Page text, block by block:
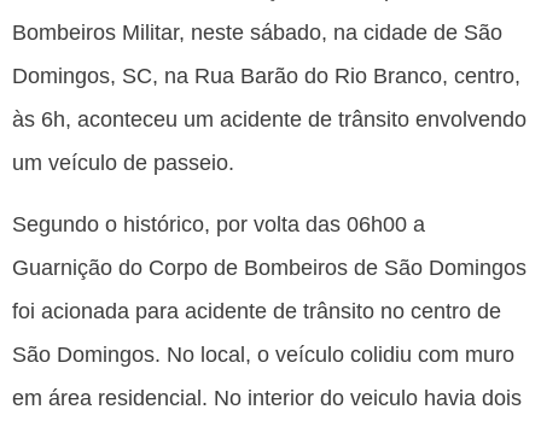
Bombeiros Militar, neste sábado, na cidade de São
Domingos, SC, na Rua Barão do Rio Branco, centro,
às 6h, aconteceu um acidente de trânsito envolvendo
um veículo de passeio.
Segundo o histórico, por volta das 06h00 a
Guarnição do Corpo de Bombeiros de São Domingos
foi acionada para acidente de trânsito no centro de
São Domingos. No local, o veículo colidiu com muro
em área residencial. No interior do veiculo havia dois